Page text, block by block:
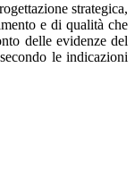
strategica,
e di qualità che
delle evidenze del
le indicazioni